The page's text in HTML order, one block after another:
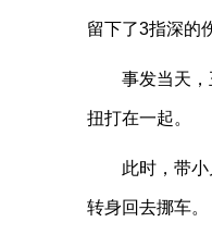
留下了3指深的
事发当天
扭打在一起。
此时，带
转身回去挪车。